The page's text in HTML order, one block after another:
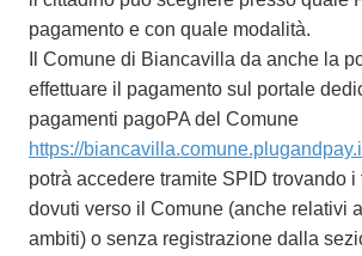
pagamento e con quale modalità.
Il Comune di Biancavilla da anche la
effettuare il pagamento sul portale
pagamenti pagoPA del Comune
https://
potrà accedere tramite SPID trovando i
dovuti verso il Comune (anche relativi
ambiti) o senza registrazione dalla